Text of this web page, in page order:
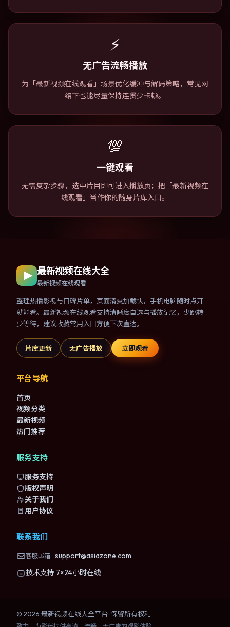
⚡
无广告流畅播放
为「最新视频在线观看」场景优化缓冲与解码策略，常见网
络下也能尽量保持连贯少卡顿。
💯
一键观看
无需复杂步骤，选中片目即可进入播放页；把「最新视频在
线观看」当作你的随身片库入口。
最新视频在线大全
最新视频在线观看
整理热播影视与口碑片单，页面清爽加载快，手机电脑随时点开
就能看。最新视频在线观看支持清晰度自选与播放记忆，少跳转
少等待，建议收藏常用入口方便下次直达。
片库更新 无广告播放 立即观看
平台导航
首页
视频分类
最新视频
热门推荐
服务支持
服务支持
版权声明
关于我们
用户协议
联系我们
客服邮箱 support@asiazone.com
技术支持 7×24小时在线
© 2026 最新视频在线大全平台. 保留所有权利.